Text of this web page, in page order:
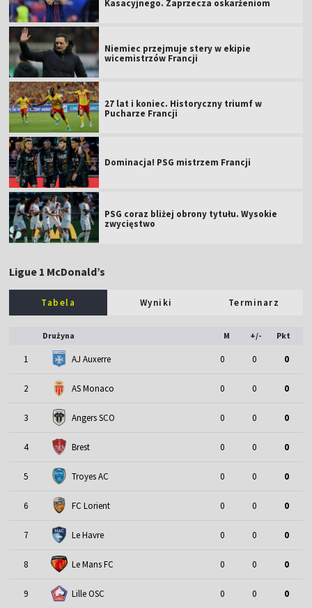
Kasacyjnego. Zaprzecza oskarżeniom
Niemiec przejmuje stery w ekipie
wicemistrzów Francji
27 lat i koniec. Historyczny triumf w
Pucharze Francji
Dominacja! PSG mistrzem Francji
PSG coraz bliżej obrony tytułu. Wysokie
zwycięstwo
Ligue 1 McDonald’s
Tabela Wyniki Terminarz
Drużyna M +/- Pkt
1 AJ Auxerre 0 0 0
2 AS Monaco 0 0 0
3 Angers SCO 0 0 0
4 Brest 0 0 0
5 Troyes AC 0 0 0
6 FC Lorient 0 0 0
7 Le Havre 0 0 0
8 Le Mans FC 0 0 0
9 Lille OSC 0 0 0